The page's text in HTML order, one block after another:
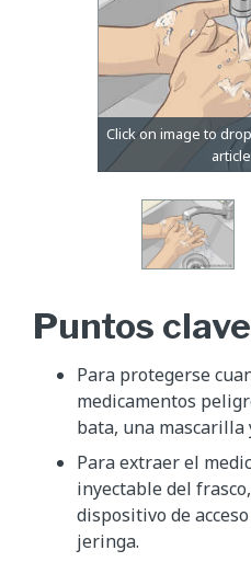
Puntos
Para protegerse
medicamentos
bata, una mascarilla
Para extraer el
inyectable del
dispositivo de
jeringa.